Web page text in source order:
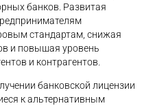
банков. Развитая
стандартам, снижая
и повышая уровень
и контрагентов.
банковской лицензии
к альтернативным